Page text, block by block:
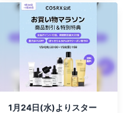
1月24日(水)よりスター